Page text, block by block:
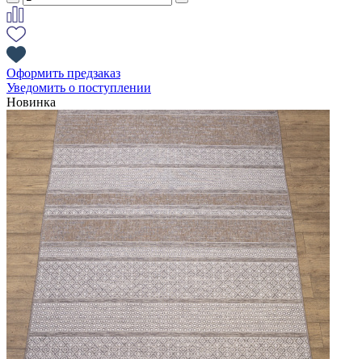
Оформить предзаказ
Уведомить о поступлении
Новинка